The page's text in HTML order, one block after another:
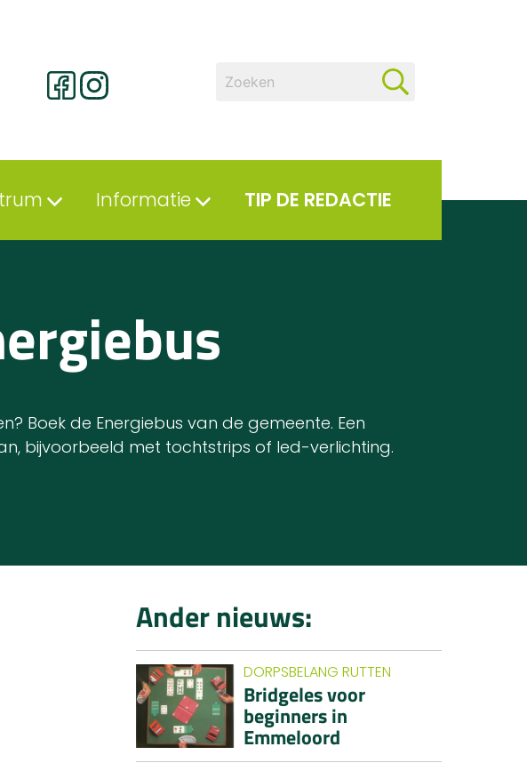
Informatie TIP DE REDACTIE
Boek de Energiebus van de gemeente. Een
bijvoorbeeld met tochtstrips of led-verlichting.
Ander nieuws:
DORPSBELANG RUTTEN
Bridgeles voor
beginners in
Emmeloord